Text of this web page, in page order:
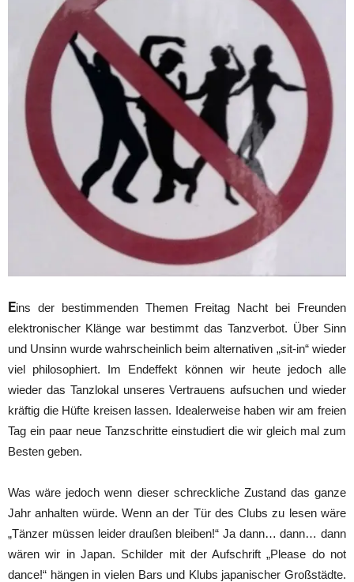
Eins der bestimmenden Themen Freitag Nacht bei Freunden
elektronischer Klänge war bestimmt das Tanzverbot. Über Sinn
und Unsinn wurde wahrscheinlich beim alternativen „sit-in“ wieder
viel philosophiert. Im Endeffekt können wir heute jedoch alle
wieder das Tanzlokal unseres Vertrauens aufsuchen und wieder
kräftig die Hüfte kreisen lassen. Idealerweise haben wir am freien
Tag ein paar neue Tanzschritte einstudiert die wir gleich mal zum
Besten geben.
Was wäre jedoch wenn dieser schreckliche Zustand das ganze
Jahr anhalten würde. Wenn an der Tür des Clubs zu lesen wäre
„Tänzer müssen leider draußen bleiben!“ Ja dann… dann… dann
wären wir in Japan. Schilder mit der Aufschrift „Please do not
dance!“ hängen in vielen Bars und Klubs japanischer Großstädte.